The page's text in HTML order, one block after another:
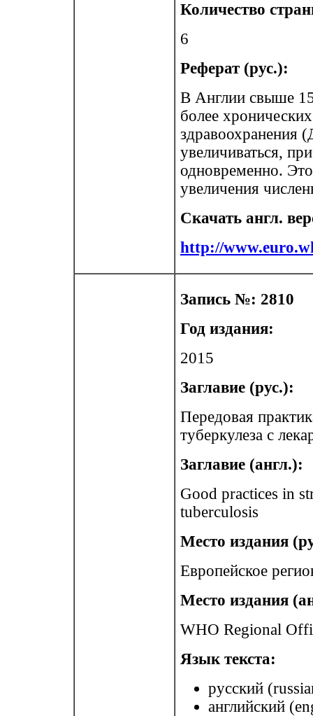
Количество
6
Реферат (рус.):
В Англии свыше
более
здравоохранения
увеличиваться,
одновременно.
увеличения
Скачать англ.
http://
Запись №: 2810
Год издания:
2015
Заглавие (рус.):
Передовая
туберкулеза с
Заглавие (англ.):
Good practices in
tuberculosis
Место издания
Европейское
Место издания
WHO Regional
Язык текста:
русский
английский